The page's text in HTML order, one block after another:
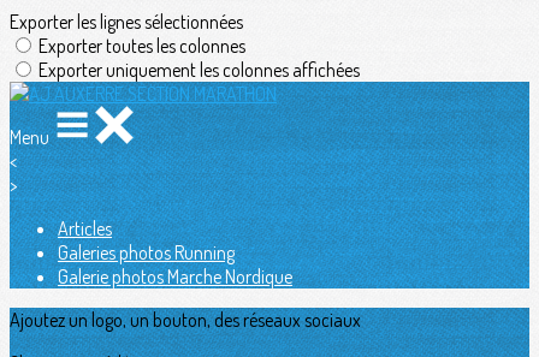
Exporter les lignes sélectionnées
Exporter toutes les colonnes
Exporter uniquement les colonnes affichées
Menu
<
>
Articles
Galeries photos Running
Galerie photos Marche Nordique
Ajoutez un logo, un bouton, des réseaux sociaux